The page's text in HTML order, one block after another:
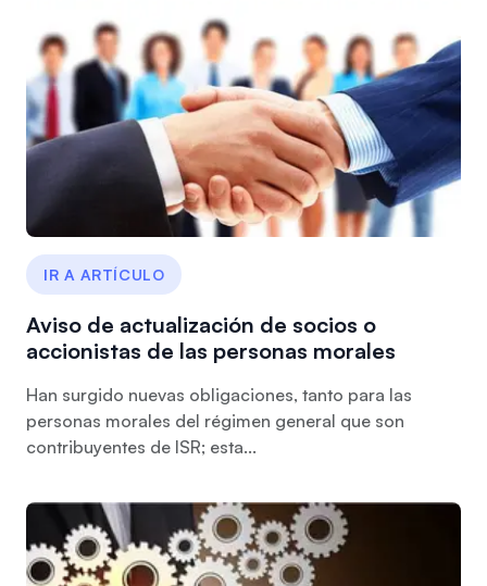
IR A ARTÍCULO
Aviso de actualización de socios o
accionistas de las personas morales
Han surgido nuevas obligaciones, tanto para las
personas morales del régimen general que son
contribuyentes de ISR; esta...